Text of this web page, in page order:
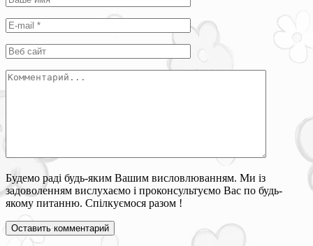
Будемо раді будь-яким Вашим висловлюванням. Ми із
задоволенням вислухаємо і проконсультуємо Вас по будь-
якому питанню. Спілкуємося разом !